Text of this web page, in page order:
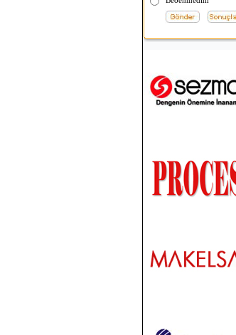
Fiyat Sorunuz
Sharp ER-A495 T
Fiyat Sorunuz
Symbol MC3090-G